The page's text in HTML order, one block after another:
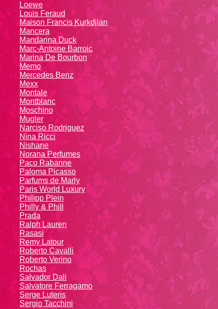
Loewe
Louis Feraud
Maison Francis Kurkdjian
Mancera
Mandarina Duck
Marc-Antoine Barroic
Marina De Bourbon
Memo
Mercedes Benz
Mexx
Montale
Montblanc
Moschino
Mugler
Narciso Rodriguez
Nina Ricci
Nishane
Norana Perfumes
Paco Rabanne
Paloma Picasso
Parfums de Marly
Paris World Luxury
Philipp Plein
Philly & Phill
Prada
Ralph Lauren
Rasasi
Remy Latour
Roberto Cavalli
Roberto Verino
Rochas
Salvador Dali
Salvatore Ferragamo
Serge Lutens
Sergio Tacchini